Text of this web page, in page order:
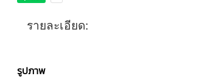
รายละเอียด:
รูปภาพ